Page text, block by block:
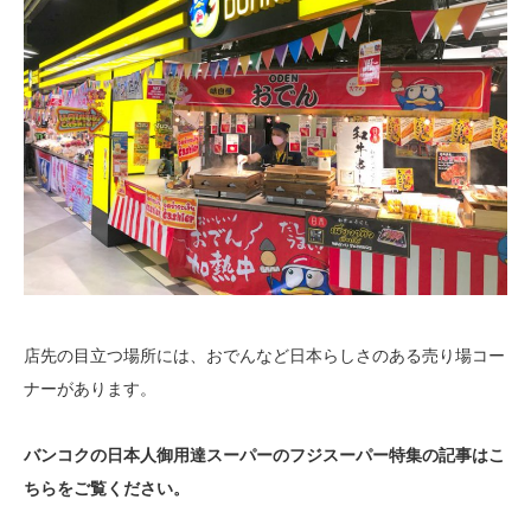
店先の目立つ場所には、おでんなど日本らしさのある売り場コー
ナーがあります。
バンコクの日本人御用達スーパーのフジスーパー特集の記事はこ
ちらをご覧ください。